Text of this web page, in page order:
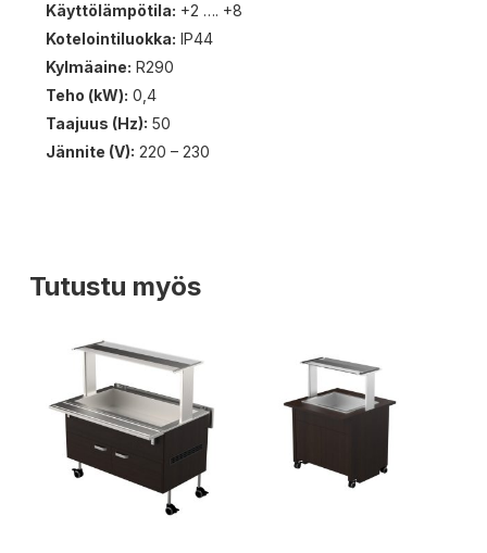
Käyttölämpötila: +2 …. +8
Kotelointiluokka: IP44
Kylmäaine: R290
Teho (kW): 0,4
Taajuus (Hz): 50
Jännite (V): 220 – 230
Tutustu myös